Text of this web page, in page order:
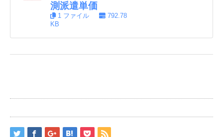
測派遣単価
1 ファイル
792.78
KB